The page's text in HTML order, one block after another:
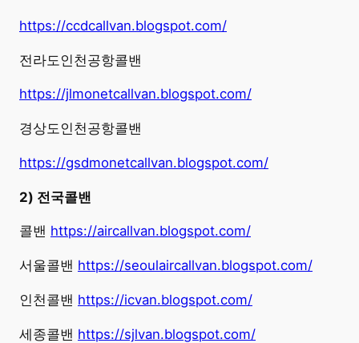
https://ccdcallvan.blogspot.com/
전라도인천공항콜밴
https://jlmonetcallvan.blogspot.com/
경상도인천공항콜밴
https://gsdmonetcallvan.blogspot.com/
2) 전국콜밴
콜밴 https://aircallvan.blogspot.com/
서울콜밴 https://seoulaircallvan.blogspot.com/
인천콜밴 https://icvan.blogspot.com/
세종콜밴 https://sjlvan.blogspot.com/